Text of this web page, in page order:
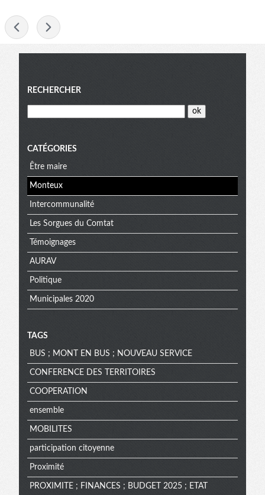
Menu
RECHERCHER
CATÉGORIES
Être maire
Monteux
Intercommunalité
Les Sorgues du Comtat
Témoignages
AURAV
Politique
Municipales 2020
TAGS
BUS ; MONT EN BUS ; NOUVEAU SERVICE
CONFERENCE DES TERRITOIRES
COOPERATION
ensemble
MOBILITES
participation citoyenne
Proximité
PROXIMITE ; FINANCES ; BUDGET 2025 ; ETAT